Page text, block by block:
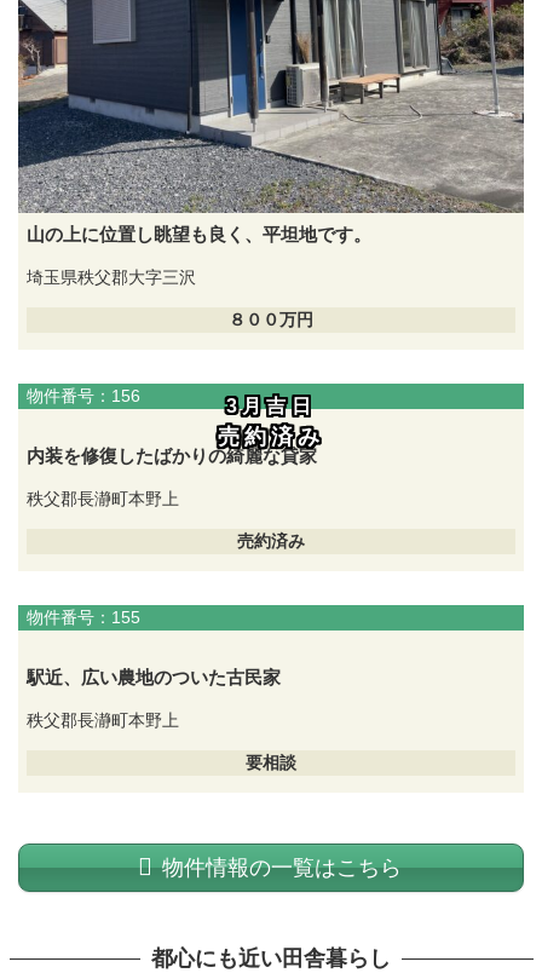
山の上に位置し眺望も良く、平坦地です。
埼玉県秩父郡大字三沢
８００万円
物件番号：156 3月吉日
売約済み
内装を修復したばかりの綺麗な貸家
秩父郡長瀞町本野上
売約済み
物件番号：155
駅近、広い農地のついた古民家
秩父郡長瀞町本野上
要相談
物件情報の一覧はこちら
都心にも近い田舎暮らし